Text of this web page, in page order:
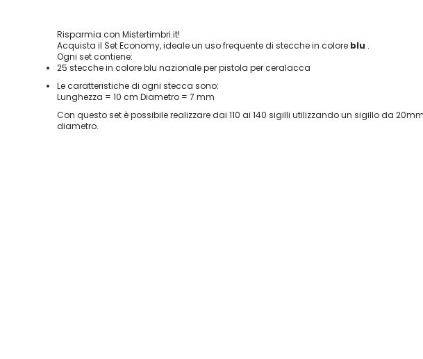
Vai
all'inizio
della
galleria
immagini
Risparmia con Mistertimbri.it!
Acquista il Set Economy, ideale un uso frequente di stecche in colore blu .
Ogni set contiene:
25 stecche in colore blu nazionale per pistola per ceralacca
Le caratteristiche di ogni stecca sono:
Lunghezza = 10 cm Diametro = 7 mm
Con questo set è possibile realizzare dai 110 ai 140 sigilli utilizzando un sigillo da
diametro.